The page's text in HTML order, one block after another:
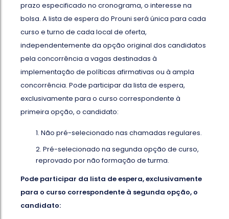
prazo especificado no cronograma, o interesse na
bolsa. A lista de espera do Prouni será única para cada
curso e turno de cada local de oferta,
independentemente da opção original dos candidatos
pela concorrência a vagas destinadas à
implementação de políticas afirmativas ou à ampla
concorrência. Pode participar da lista de espera,
exclusivamente para o curso correspondente à
primeira opção, o candidato:
Não pré-selecionado nas chamadas regulares.
Pré-selecionado na segunda opção de curso,
reprovado por não formação de turma.
Pode participar da lista de espera, exclusivamente
para o curso correspondente à segunda opção, o
candidato: